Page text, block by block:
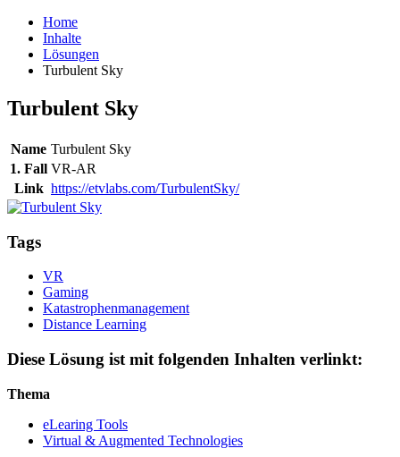
Home
Inhalte
Lösungen
Turbulent Sky
Turbulent Sky
Name Turbulent Sky
1. Fall VR-AR
Link https://etvlabs.com/TurbulentSky/
Tags
VR
Gaming
Katastrophenmanagement
Distance Learning
Diese Lösung ist mit folgenden Inhalten verlinkt:
Thema
eLearing Tools
Virtual & Augmented Technologies